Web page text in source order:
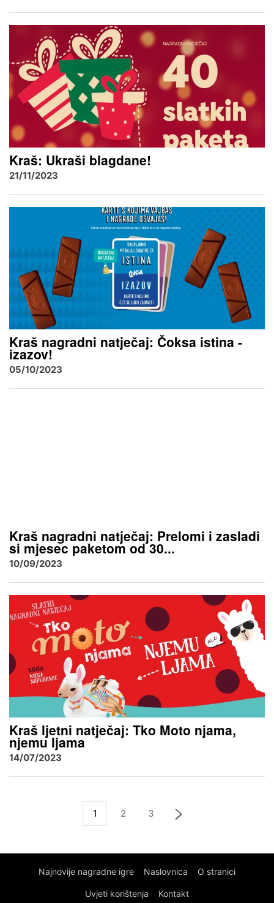
Kraš: Ukraši blagdane!
21/11/2023
Kraš nagradni natječaj: Čoksa istina -
izazov!
05/10/2023
Kraš nagradni natječaj: Prelomi i zasladi
si mjesec paketom od 30...
10/09/2023
Kraš ljetni natječaj: Tko Moto njama,
njemu ljama
14/07/2023
1 2 3
Najnovije nagradne igre Naslovnica O stranici
Uvjeti korištenja Kontakt